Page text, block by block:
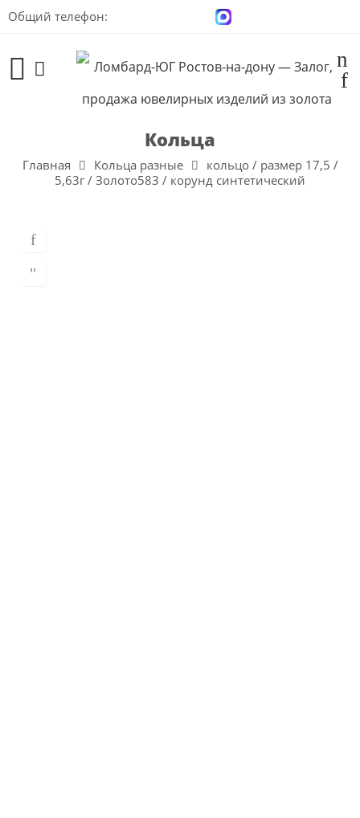
Общий телефон:
Кольца
Главная Кольца разные
кольцо / размер 17,5 /
5,63г / Золото583 / корунд синтетический